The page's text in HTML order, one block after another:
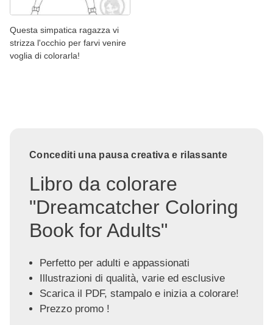
Questa simpatica ragazza vi
strizza l'occhio per farvi venire
voglia di colorarla!
Concediti una pausa creativa e rilassante
Libro da colorare
"Dreamcatcher Coloring
Book for Adults"
Perfetto per adulti e appassionati
Illustrazioni di qualità, varie ed esclusive
Scarica il PDF, stampalo e inizia a colorare!
Prezzo promo !